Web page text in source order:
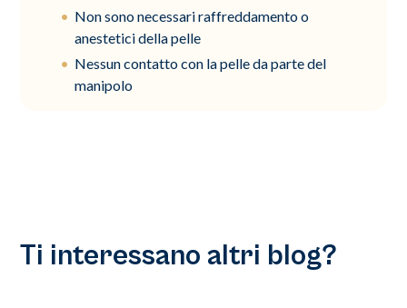
Non sono necessari raffreddamento o
anestetici della pelle
Nessun contatto con la pelle da parte del
manipolo
Ti interessano altri blog?